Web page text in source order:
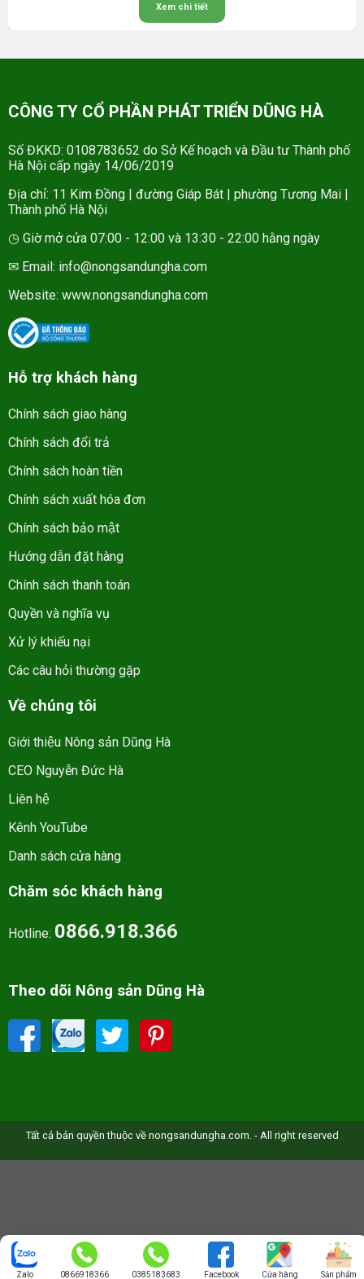
Xem chi tiết
CÔNG TY CỔ PHẦN PHÁT TRIỂN DŨNG HÀ
Số ĐKKD: 0108783652 do Sở Kế hoạch và Đầu tư Thành phố
Hà Nội cấp ngày 14/06/2019
Địa chỉ: 11 Kim Đồng | đường Giáp Bát | phường Tương Mai |
Thành phố Hà Nội
◷ Giờ mở cửa 07:00 - 12:00 và 13:30 - 22:00 hằng ngày
✉ Email: info@nongsandungha.com
Website: www.nongsandungha.com
Hỗ trợ khách hàng
Chính sách giao hàng
Chính sách đổi trả
Chính sách hoàn tiền
Chính sách xuất hóa đơn
Chính sách bảo mật
Hướng dẫn đặt hàng
Chính sách thanh toán
Quyền và nghĩa vụ
Xử lý khiếu nại
Các câu hỏi thường gặp
Về chúng tôi
Giới thiệu Nông sản Dũng Hà
CEO Nguyễn Đức Hà
Liên hệ
Kênh YouTube
Danh sách cửa hàng
Chăm sóc khách hàng
Hotline: 0866.918.366
Theo dõi Nông sản Dũng Hà
Tất cả bản quyền thuộc về nongsandungha.com. - All right reserved
Zalo 0866918366 0385183683 Facebook Cửa hàng Sản phẩm